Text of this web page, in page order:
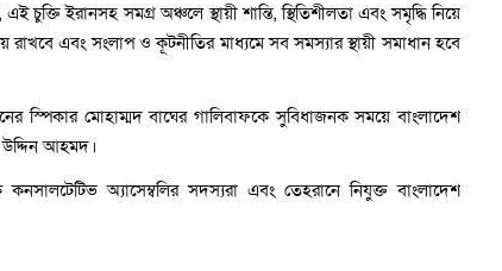
ইরানসহ সমগ্র অঞ্চলে স্থায়ী শান্তি, স্থিতিশীলতা এবং সমৃদ্ধি নিয়ে
রাখবে এবং সংলাপ ও কূটনীতির মাধ্যমে সব সমস্যার স্থায়ী সমাধান হবে
স্পিকার মোহাম্মদ বাঘের গালিবাফকে সুবিধাজনক সময়ে বাংলাদেশ
আহমদ।
অ্যাসেম্বলির সদস্যরা এবং তেহরানে নিযুক্ত বাংলাদেশ